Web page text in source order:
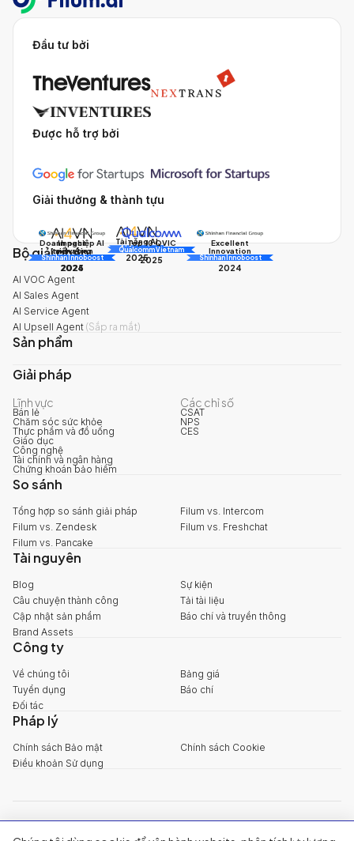
Đầu tư bởi
Được hỗ trợ bởi
Giải thưởng & thành tựu
Doanh nghiệp AI
triển vọng
AI Awards
2025
Tài năng AI
AI Awards
2025
Excellent
Innovation
Shinhan Innoboost
2024
Impact
Innovation
Shinhan Innoboost
2024
Top 10 QVIC
Qualcomm Vietnam
2025
Bộ giải pháp
AI VOC Agent
AI Sales Agent
AI Service Agent
AI Upsell Agent (Sắp ra mắt)
Sản phẩm
Giải pháp
Lĩnh vực
Bán lẻ
Chăm sóc sức khỏe
Thực phẩm và đồ uống
Giáo dục
Công nghệ
Tài chính và ngân hàng
Chứng khoán bảo hiểm
Các chỉ số
CSAT
NPS
CES
So sánh
Tổng hợp so sánh giải pháp
Filum vs. Intercom
Filum vs. Zendesk
Filum vs. Freshchat
Filum vs. Pancake
Tài nguyên
Blog
Sự kiện
Câu chuyện thành công
Tải tài liệu
Cập nhật sản phẩm
Báo chí và truyền thông
Brand Assets
Công ty
Về chúng tôi
Bảng giá
Tuyển dụng
Báo chí
Đối tác
Pháp lý
Chính sách Bảo mật
Chính sách Cookie
Điều khoản Sử dụng